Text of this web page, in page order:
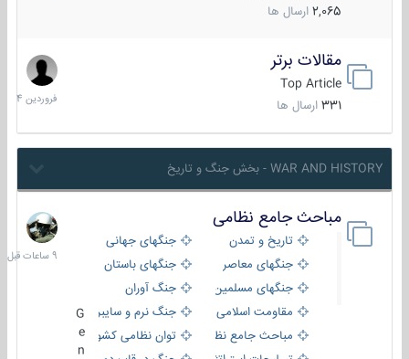
2,065 ارسال ها
مقالات برتر
Top Article
331 ارسال ها
29
فروردین
1404
WAR AND HISTORY - بخش جنگ و تاریخ
مباحث جامع نظامی
تاریخ و تمدن
جنگهای جهانی
جنگهای معاصر
جنگهای باستان
جنگهای مسلمین
جنگ آوران
مقاومت اسلامی
جنگ نرم و سایبری
مباحث جامع نظامی
توان نظامی کشورها
9
ساعات
قبل